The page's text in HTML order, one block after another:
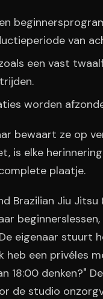
van
een vast
worden
bewaart ze op
is elke
plaatje.
Brazilian Jiu
eigenaar stuurt
een privéles
18:00 denken?"
de studio